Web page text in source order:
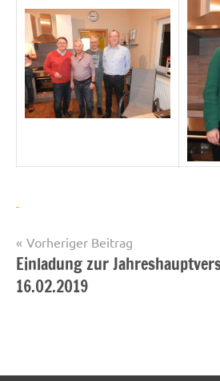
Startseite
Beitragsnavigation
Vorheriger Beitrag
Einladung zur
16.02.2019